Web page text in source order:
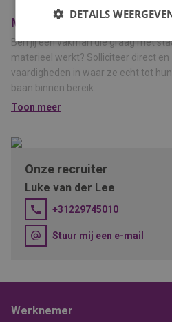
Afwisselende werkzaamheden in
Meer informatie
Ben jij een vakman die graag met
materieel werkt? Solliciteer direct
vaardigheden in waar ze echt tot
baan binnen bereik.
Toon meer
Onze recruiter
Luke van der Lee
+31229745010
Stuur mij een e-mail
Werknemer
DETAILS